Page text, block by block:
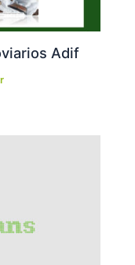
Adif